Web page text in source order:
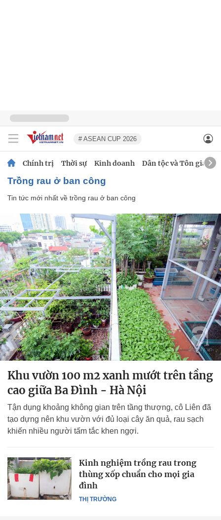
# ASEAN CUP 2026
Chính trị Thời sự Kinh doanh Dân tộc và Tôn giáo
trồng rau ở ban công
Tin tức mới nhất về trồng rau ở ban công
Khu vườn 100 m2 xanh mướt trên tầng
cao giữa Ba Đình - Hà Nội
Tận dụng khoảng không gian trên tầng thượng, cô Liên đã
tạo dựng nên khu vườn với đủ loại cây ăn quả, rau sạch
khiến nhiều người tấm tắc khen ngợi.
THỊ TRƯỜNG
Kinh nghiệm trồng rau trong
thùng xốp chuẩn cho mọi gia
đình